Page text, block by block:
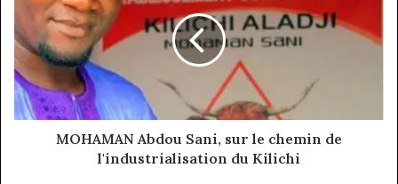
Sani,
le
chemin
de
l'industrialisation
du
MOHAMAN Abdou Sani, sur le chemin de
l'industrialisation du Kilichi